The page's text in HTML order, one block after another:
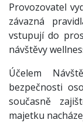
Provozovatel
závazná
vstupují do
návštěvy
Účelem
bezpečnosti
současně
majetku